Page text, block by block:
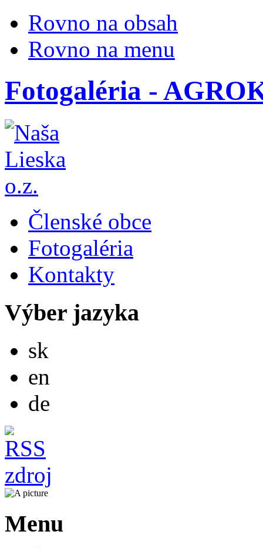
Rovno na obsah
Rovno na menu
Fotogaléria -
Členské obce
Fotogaléria
Kontakty
Výber jazyka
sk
en
de
Menu